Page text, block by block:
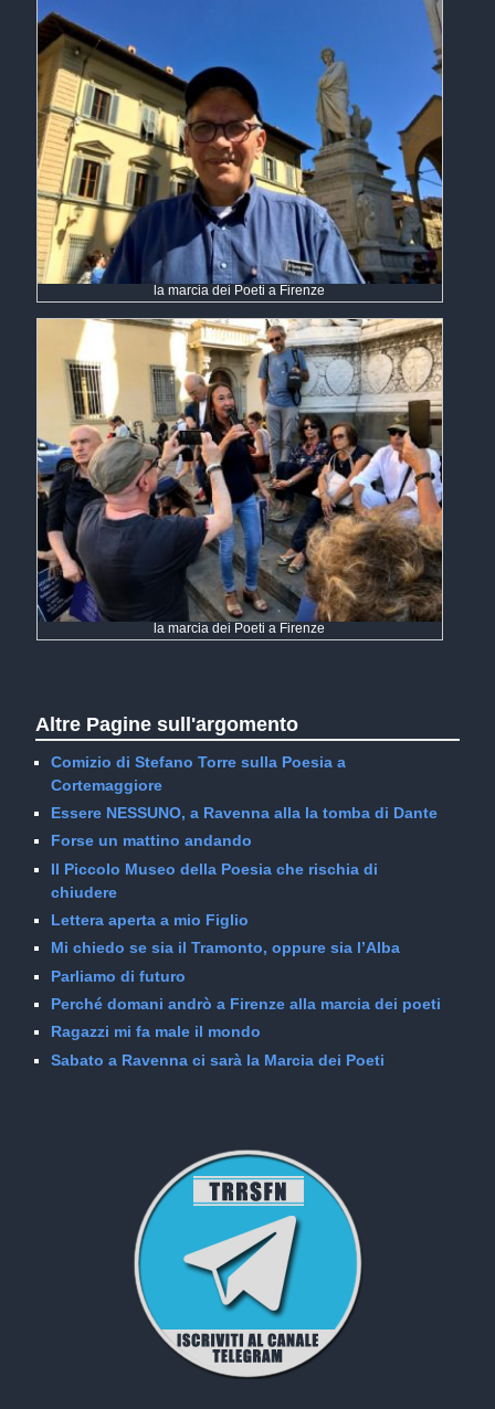
la marcia dei Poeti a Firenze
la marcia dei Poeti a Firenze
Altre Pagine sull'argomento
Comizio di Stefano Torre sulla Poesia a
Cortemaggiore
Essere NESSUNO, a Ravenna alla la tomba di Dante
Forse un mattino andando
Il Piccolo Museo della Poesia che rischia di
chiudere
Lettera aperta a mio Figlio
Mi chiedo se sia il Tramonto, oppure sia l’Alba
Parliamo di futuro
Perché domani andrò a Firenze alla marcia dei poeti
Ragazzi mi fa male il mondo
Sabato a Ravenna ci sarà la Marcia dei Poeti